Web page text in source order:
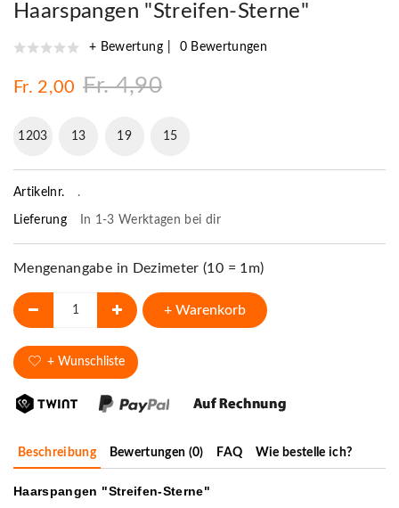
Haarspangen "Streifen-Sterne"
+ Bewertung 0 Bewertungen
Fr. 2,00 Fr. 4,90
1203 13 19 14
Artikelnr. .
Lieferung In 1-3 Werktagen bei dir
Mengenangabe in Dezimeter (10 = 1m)
+ Warenkorb
+ Wunschliste
Beschreibung Bewertungen (0) FAQ Wie bestelle ich?
Haarspangen "Streifen-Sterne"